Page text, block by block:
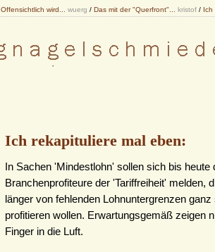
Offensichtlich wird... wuerg / Das mit der "Querfront"... kristof / Ich
Ich rekapituliere mal eben:
In Sachen 'Mindestlohn' sollen sich bis heute
Branchenprofiteure der 'Tariffreiheit' melden,
länger von fehlenden Lohnuntergrenzen
profitieren wollen. Erwartungsgemäß zeigen
Finger in die Luft.